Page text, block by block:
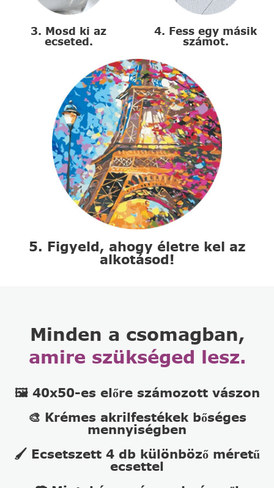
3. Mosd ki az
ecseted.
4. Fess egy másik
számot.
5. Figyeld, ahogy életre kel az
alkotásod!
Minden a csomagban,
amire szükséged lesz.
🖼️ 40x50-es előre számozott vászon
🎨 Krémes akrilfestékek bőséges
mennyiségben
🖌️ Ecsetszett 4 db különböző méretű
ecsettel